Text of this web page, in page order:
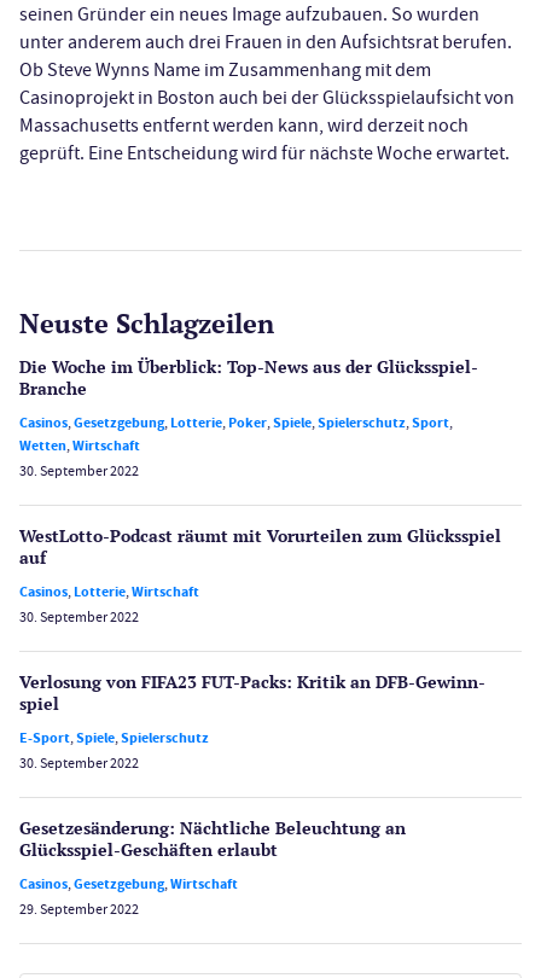
seinen Gründer ein neues Image aufzubauen. So wurden
unter anderem auch drei Frauen in den Aufsichtsrat berufen.
Ob Steve Wynns Name im Zusammenhang mit dem
Casinoprojekt in Boston auch bei der Glücksspielaufsicht von
Massachusetts entfernt werden kann, wird derzeit noch
geprüft. Eine Entscheidung wird für nächste Woche erwartet.
Neuste Schlagzeilen
Die Woche im Überblick: Top-News aus der Glücksspiel-
Branche
Casinos,Gesetzgebung,Lotterie,Poker,Spiele,Spielerschutz,Sport,
Wetten,Wirtschaft
30. September 2022
WestLotto-Podcast räumt mit Vorurteilen zum Glücksspiel
auf
Casinos,Lotterie,Wirtschaft
30. September 2022
Verlosung von FIFA23 FUT-Packs: Kritik an DFB-Gewinn­
spiel
E-Sport,Spiele,Spielerschutz
30. September 2022
Gesetzes­änderung: Nächtliche Beleuch­tung an
Glücksspiel-Geschäften erlaubt
Casinos,Gesetzgebung,Wirtschaft
29. September 2022